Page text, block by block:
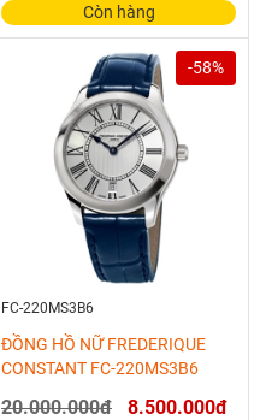
Còn hàng
-58%
FC-220MS3B6
ĐỒNG HỒ NỮ FREDERIQUE
CONSTANT FC-220MS3B6
20.000.000đ 8.500.000đ